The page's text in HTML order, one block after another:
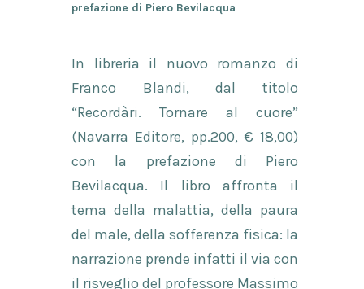
prefazione di Piero Bevilacqua
In libreria il nuovo romanzo di
Franco Blandi, dal titolo
“Recordàri. Tornare al cuore”
(Navarra Editore, pp.200, € 18,00)
con la prefazione di Piero
Bevilacqua. Il libro affronta il
tema della malattia, della paura
del male, della sofferenza fisica: la
narrazione prende infatti il via con
il risveglio del professore Massimo